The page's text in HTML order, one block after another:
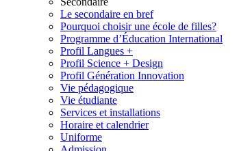
Le secondaire en bref
Pourquoi choisir une école de filles?
Programme d’Éducation International
Profil Langues +
Profil Science + Design
Profil Génération Innovation
Vie pédagogique
Vie étudiante
Services et installations
Horaire et calendrier
Uniforme